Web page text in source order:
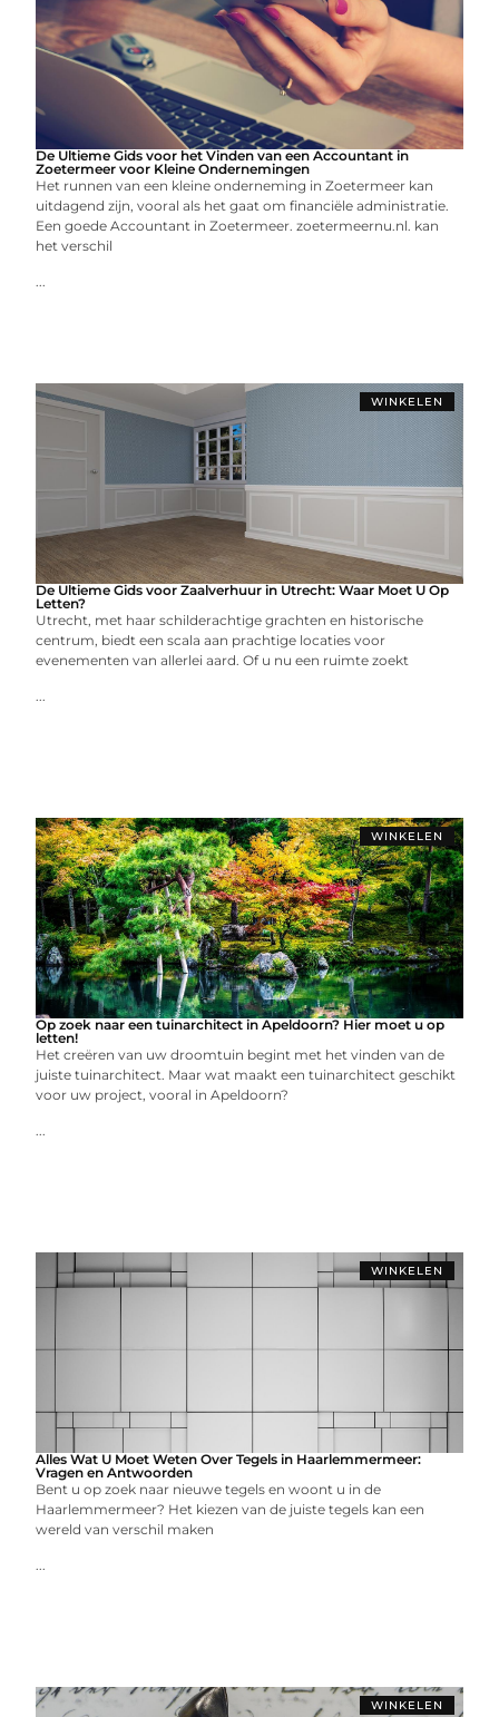
De Ultieme Gids voor het Vinden van een Accountant in
Zoetermeer voor Kleine Ondernemingen
Het runnen van een kleine onderneming in Zoetermeer kan
uitdagend zijn, vooral als het gaat om financiële administratie.
Een goede Accountant in Zoetermeer. zoetermeernu.nl. kan
het verschil
...
WINKELEN
De Ultieme Gids voor Zaalverhuur in Utrecht: Waar Moet U Op
Letten?
Utrecht, met haar schilderachtige grachten en historische
centrum, biedt een scala aan prachtige locaties voor
evenementen van allerlei aard. Of u nu een ruimte zoekt
...
WINKELEN
Op zoek naar een tuinarchitect in Apeldoorn? Hier moet u op
letten!
Het creëren van uw droomtuin begint met het vinden van de
juiste tuinarchitect. Maar wat maakt een tuinarchitect geschikt
voor uw project, vooral in Apeldoorn?
...
WINKELEN
Alles Wat U Moet Weten Over Tegels in Haarlemmermeer:
Vragen en Antwoorden
Bent u op zoek naar nieuwe tegels en woont u in de
Haarlemmermeer? Het kiezen van de juiste tegels kan een
wereld van verschil maken
...
WINKELEN